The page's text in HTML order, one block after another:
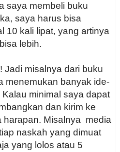
saya membeli buku
saya harus bisa
10 kali lipat, yang artinya
lebih.
Jadi misalnya dari buku
menemukan banyak ide-
minimal saya dapat
dan kirim ke
harapan. Misalnya media
naskah yang dimuat
yang lolos atau 5